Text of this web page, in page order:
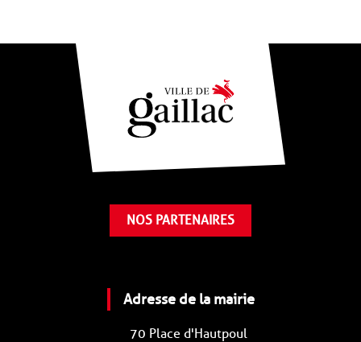
NOS PARTENAIRES
Adresse de la mairie
70 Place d'Hautpoul